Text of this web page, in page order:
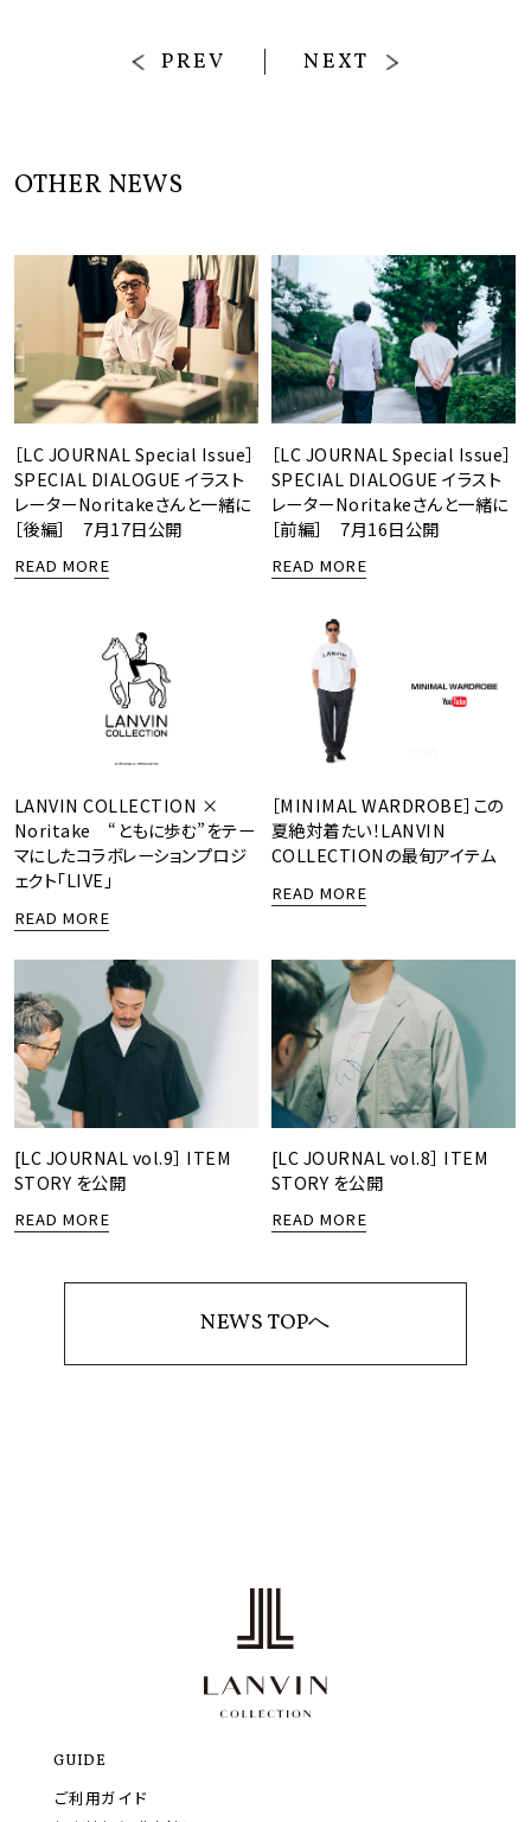
PREV NEXT
OTHER NEWS
［LC JOURNAL Special Issue］
SPECIAL DIALOGUE イラスト
レーターNoritakeさんと一緒に
［後編］ 7月17日公開
READ MORE
［LC JOURNAL Special Issue］
SPECIAL DIALOGUE イラスト
レーターNoritakeさんと一緒に
［前編］ 7月16日公開
READ MORE
LANVIN COLLECTION ×
Noritake “ともに歩む”をテー
マにしたコラボレーションプロジ
ェクト「LIVE」
READ MORE
［MINIMAL WARDROBE］この
夏絶対着たい！LANVIN
COLLECTIONの最旬アイテム
READ MORE
[LC JOURNAL vol.9］ ITEM
STORY を公開
READ MORE
[LC JOURNAL vol.8］ ITEM
STORY を公開
READ MORE
NEWS TOPへ
GUIDE
ご利用ガイド